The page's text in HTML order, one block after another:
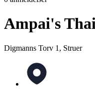
Ampai's
Digmanns Torv 1, Struer